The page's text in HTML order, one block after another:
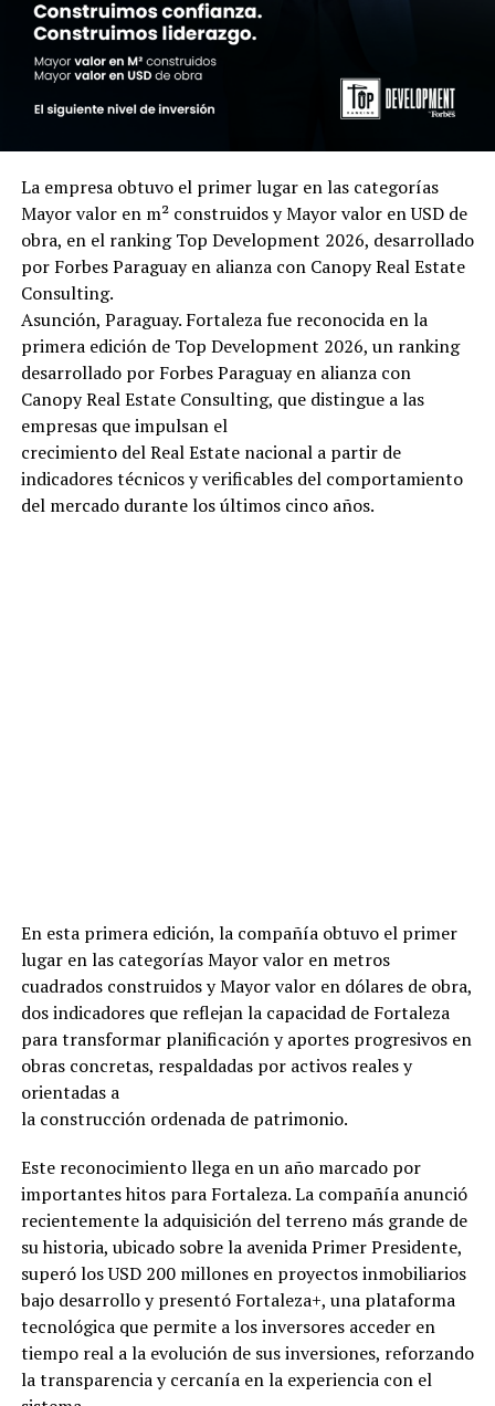
La empresa obtuvo el primer lugar en las categorías
Mayor valor en m² construidos y Mayor valor en USD de
obra, en el ranking Top Development 2026, desarrollado
por Forbes Paraguay en alianza con Canopy Real Estate
Consulting.
Asunción, Paraguay. Fortaleza fue reconocida en la
primera edición de Top Development 2026, un ranking
desarrollado por Forbes Paraguay en alianza con
Canopy Real Estate Consulting, que distingue a las
empresas que impulsan el
crecimiento del Real Estate nacional a partir de
indicadores técnicos y verificables del comportamiento
del mercado durante los últimos cinco años.
En esta primera edición, la compañía obtuvo el primer
lugar en las categorías Mayor valor en metros
cuadrados construidos y Mayor valor en dólares de obra,
dos indicadores que reflejan la capacidad de Fortaleza
para transformar planificación y aportes progresivos en
obras concretas, respaldadas por activos reales y
orientadas a
la construcción ordenada de patrimonio.
Este reconocimiento llega en un año marcado por
importantes hitos para Fortaleza. La compañía anunció
recientemente la adquisición del terreno más grande de
su historia, ubicado sobre la avenida Primer Presidente,
superó los USD 200 millones en proyectos inmobiliarios
bajo desarrollo y presentó Fortaleza+, una plataforma
tecnológica que permite a los inversores acceder en
tiempo real a la evolución de sus inversiones, reforzando
la transparencia y cercanía en la experiencia con el